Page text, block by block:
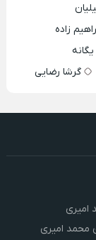
زاده
گرشا رضایی
امیری
امیری